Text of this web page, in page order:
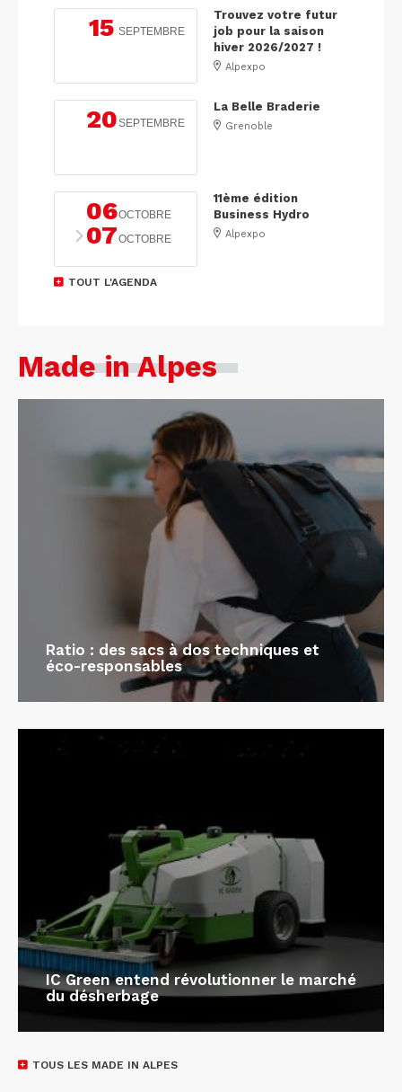
15 SEPTEMBRE
Trouvez votre futur
job pour la saison
hiver 2026/2027 !
Alpexpo
20SEPTEMBRE
La Belle Braderie
Grenoble
06OCTOBRE
07OCTOBRE
11ème édition
Business Hydro
Alpexpo
TOUT L'AGENDA
Made in Alpes
Ratio : des sacs à dos techniques et
éco-responsables
IC Green entend révolutionner le marché
du désherbage
TOUS LES MADE IN ALPES